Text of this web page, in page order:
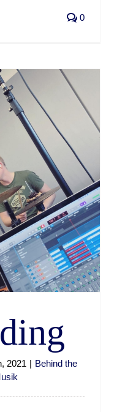
0
2021 | Behind the